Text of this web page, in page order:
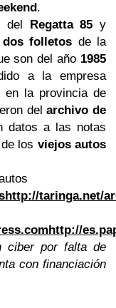
.
del Regatta 85 y
dos folletos de la
son del año 1985
a la empresa
en la provincia de
delarchivo de
datos a las notas
los viejos autos
http://taringa.net/
http://
ciber por falta de
con financiación